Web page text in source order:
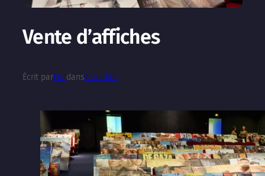
Vente d’affiches
Écrit parEricdansActualité